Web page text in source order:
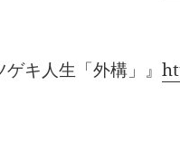
ゲキ人生「外構」』